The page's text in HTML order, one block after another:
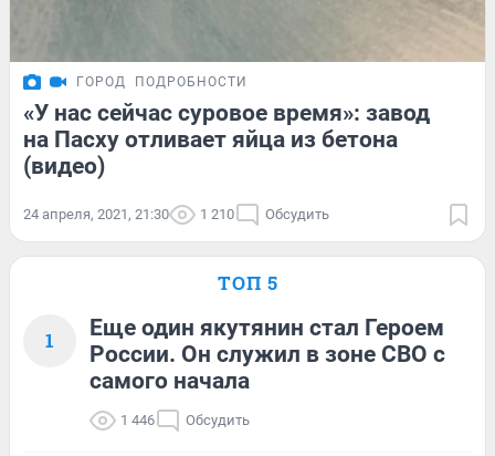
ГОРОД ПОДРОБНОСТИ
«У нас сейчас суровое время»: завод
на Пасху отливает яйца из бетона
(видео)
24 апреля, 2021, 21:30 1 210 Обсудить
ТОП 5
1
Еще один якутянин стал Героем
России. Он служил в зоне СВО с
самого начала
1 446 Обсудить